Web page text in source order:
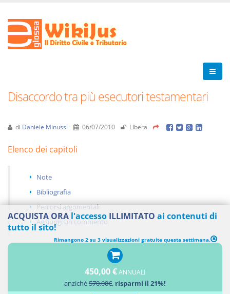
Disaccordo tra più esecutori testamentari
di Daniele Minussi 06/07/2010 Libera
Elenco dei capitoli
Note
Bibliografia
Percorsi argomentali
Aggiungi un commento
L'eventualità in cui gli esecutori testamentari nominati, i cui poteri
prevedano una gestione congiuntiva, non si accordino circa il
ACQUISTA ORA l'accesso ILLIMITATO ai contenuti di
tutto il sito!
Rimangono 2 su 3 visualizzazioni gratuite questa settimana.
450,00 €ANNUALI
anziché570.00€, risparmi il 21%!